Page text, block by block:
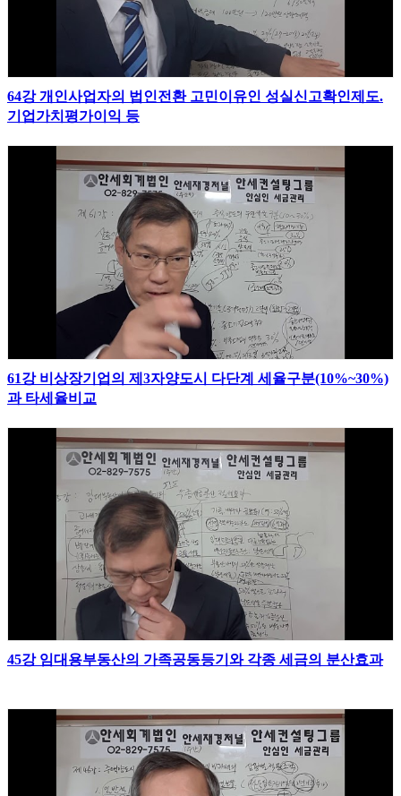
64강 개인사업자의 법인전환 고민이유인 성실신고확인제도.
기업가치평가이익 등
61강 비상장기업의 제3자양도시 다단계 세율구분(10%~30%)
과 타세율비교
45강 임대용부동산의 가족공동등기와 각종 세금의 분산효과